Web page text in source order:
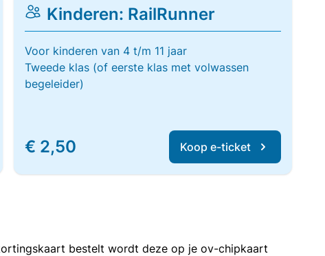
Kinderen: RailRunner
Voor kinderen van 4 t/m 11 jaar
Tweede klas (of eerste klas met volwassen
begeleider)
€ 2,50 Koop e-ticket
bestelt wordt deze op je ov-chipkaart